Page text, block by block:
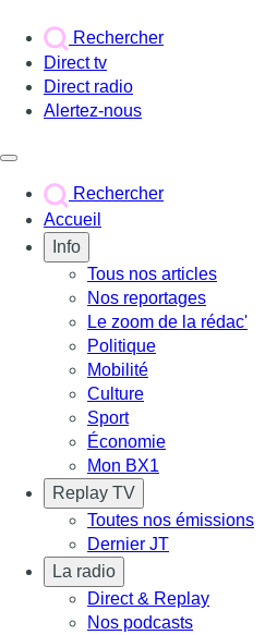
Rechercher
Direct tv
Direct radio
Alertez-nous
Rechercher
Accueil
Info
Tous nos articles
Nos reportages
Le zoom de la rédac'
Politique
Mobilité
Culture
Sport
Économie
Mon BX1
Replay TV
Toutes nos émissions
Dernier JT
La radio
Direct & Replay
Nos podcasts